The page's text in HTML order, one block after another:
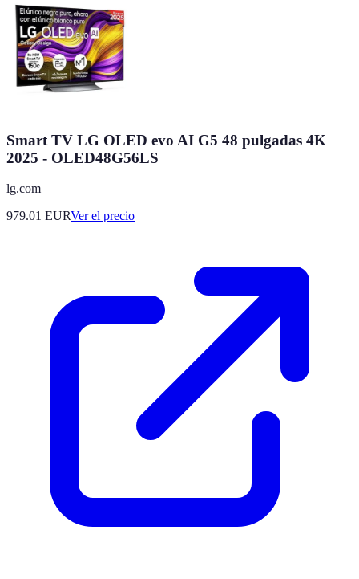
Smart TV LG OLED evo AI G5 48 pulgadas 4K
2025 - OLED48G56LS
lg.com
979.01 EURVer el precio